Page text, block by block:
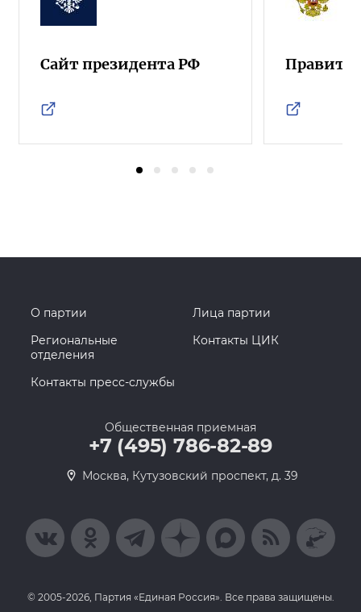
Сайт президента РФ
О партии
Лица партии
Региональные
отделения
Контакты ЦИК
Контакты пресс-службы
Общественная приемная
+7 (495) 786-82-89
Москва, Кутузовский проспект, д. 39
© 2005-2026, Партия «Единая Россия». Все права защищены.